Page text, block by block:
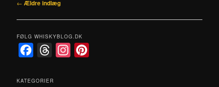
← Ældre indlæg
FØLG WHISKYBLOG.DK
c
r
KATEGORIER